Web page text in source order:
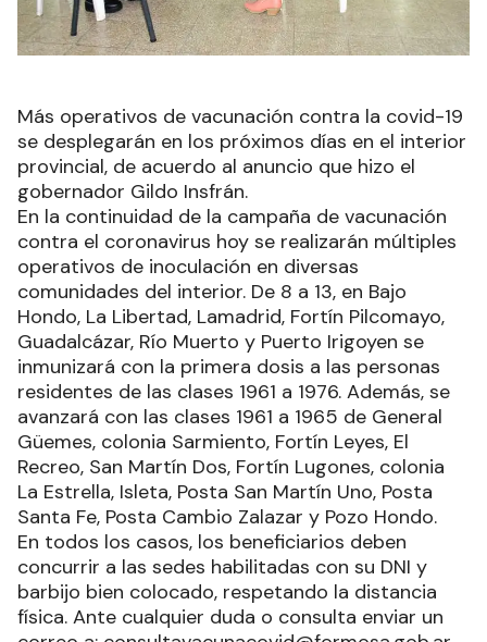
Más operativos de vacunación contra la covid-19
se desplegarán en los próximos días en el interior
provincial, de acuerdo al anuncio que hizo el
gobernador Gildo Insfrán.
En la continuidad de la campaña de vacunación
contra el coronavirus hoy se realizarán múltiples
operativos de inoculación en diversas
comunidades del interior. De 8 a 13, en Bajo
Hondo, La Libertad, Lamadrid, Fortín Pilcomayo,
Guadalcázar, Río Muerto y Puerto Irigoyen se
inmunizará con la primera dosis a las personas
residentes de las clases 1961 a 1976. Además, se
avanzará con las clases 1961 a 1965 de General
Güemes, colonia Sarmiento, Fortín Leyes, El
Recreo, San Martín Dos, Fortín Lugones, colonia
La Estrella, Isleta, Posta San Martín Uno, Posta
Santa Fe, Posta Cambio Zalazar y Pozo Hondo.
En todos los casos, los beneficiarios deben
concurrir a las sedes habilitadas con su DNI y
barbijo bien colocado, respetando la distancia
física. Ante cualquier duda o consulta enviar un